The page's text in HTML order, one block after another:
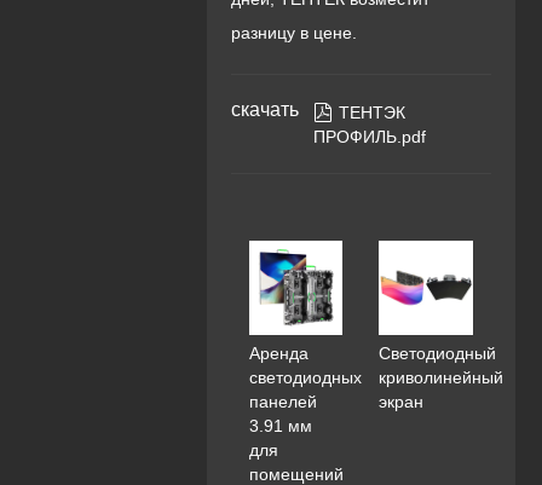
разницу в цене.
скачать  ТЕНТЭК
ПРОФИЛЬ.pdf
Аренда
светодиодных
панелей
3.91 мм
для
помещений
Светодиодный
криволинейный
экран